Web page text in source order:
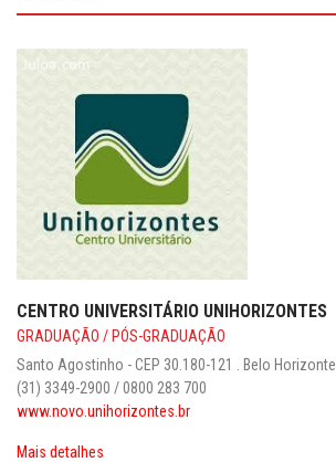
CENTRO UNIVERSITÁRIO UNIHORIZONTES
GRADUAÇÃO / PÓS-GRADUAÇÃO
Santo Agostinho - CEP 30.180-121 . Belo Horizonte
(31) 3349-2900 / 0800 283 700
www.novo.unihorizontes.br
Mais detalhes